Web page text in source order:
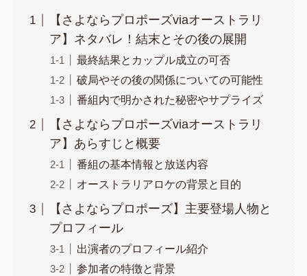
【さよならプロポーズviaオーストラリ
ア】ネタバレ！結末とその後の展開
最終結果とカップル成立の可否
破局やその後の関係についての可能性
番組内で明かされた秘密やサプライズ
【さよならプロポーズviaオーストラリ
ア】あらすじと概要
番組の基本情報と放送内容
オーストラリアロケの背景と目的
【さよならプロポーズ】主要登場人物と
プロフィール
出演者のプロフィール紹介
参加者の特徴と背景